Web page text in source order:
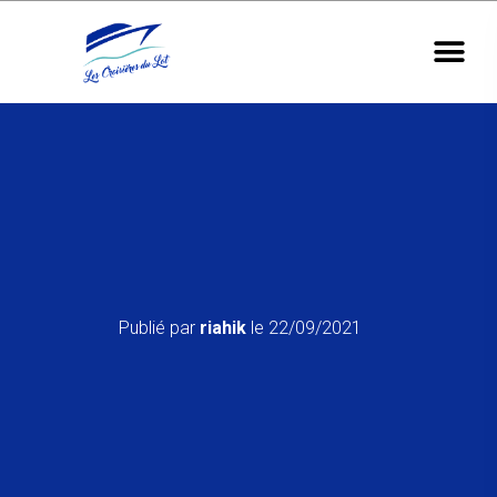
Publié par riahik le 22/09/2021